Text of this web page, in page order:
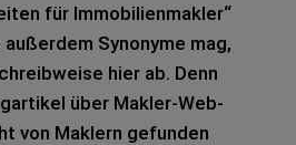
für Immo­bi­li­en­mak­ler“
Syn­ony­me mag,
hier ab. Denn
über Mak­ler-Web­
von Mak­lern gefun­den